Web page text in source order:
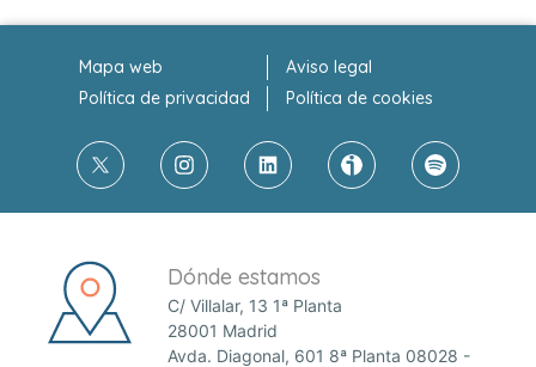
Mapa web
Aviso legal
Política de privacidad
Política de cookies
Dónde estamos
C/ Villalar, 13 1ª Planta
28001 Madrid
Avda. Diagonal, 601 8ª Planta 08028 -